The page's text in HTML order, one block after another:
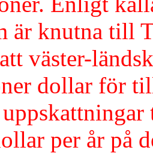
är knutna till
väster-
dollar för
per år på